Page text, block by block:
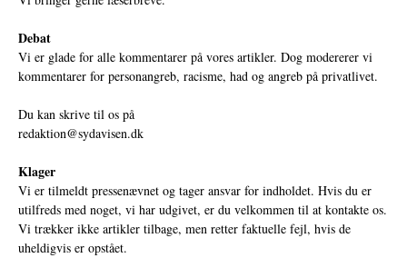
Debat
Vi er glade for alle kommentarer på vores artikler. Dog modererer vi
kommentarer for personangreb, racisme, had og angreb på privatlivet.
Du kan skrive til os på
redaktion@sydavisen.dk
Klager
Vi er tilmeldt pressenævnet og tager ansvar for indholdet. Hvis du er
utilfreds med noget, vi har udgivet, er du velkommen til at kontakte os.
Vi trækker ikke artikler tilbage, men retter faktuelle fejl, hvis de
uheldigvis er opstået.